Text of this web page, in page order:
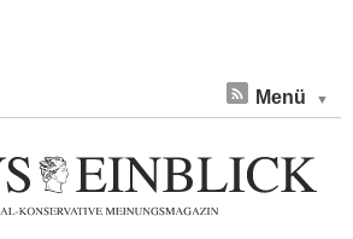
Menü